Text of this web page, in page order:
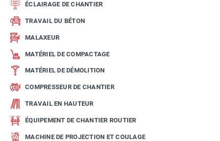
ÉCLAIRAGE DE CHANTIER
TRAVAIL DU BÉTON
MALAXEUR
MATÉRIEL DE COMPACTAGE
MATÉRIEL DE DÉMOLITION
COMPRESSEUR DE CHANTIER
TRAVAIL EN HAUTEUR
ÉQUIPEMENT DE CHANTIER ROUTIER
MACHINE DE PROJECTION ET COULAGE